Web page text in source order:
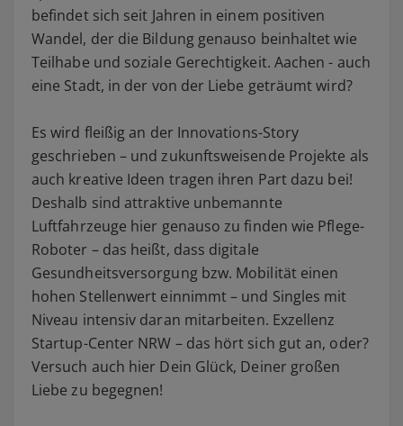
befindet sich seit Jahren in einem positiven
Wandel, der die Bildung genauso beinhaltet wie
Teilhabe und soziale Gerechtigkeit. Aachen - auch
eine Stadt, in der von der Liebe geträumt wird?
Es wird fleißig an der Innovations-Story
geschrieben – und zukunftsweisende Projekte als
auch kreative Ideen tragen ihren Part dazu bei!
Deshalb sind attraktive unbemannte
Luftfahrzeuge hier genauso zu finden wie Pflege-
Roboter – das heißt, dass digitale
Gesundheitsversorgung bzw. Mobilität einen
hohen Stellenwert einnimmt – und Singles mit
Niveau intensiv daran mitarbeiten. Exzellenz
Startup-Center NRW – das hört sich gut an, oder?
Versuch auch hier Dein Glück, Deiner großen
Liebe zu begegnen!